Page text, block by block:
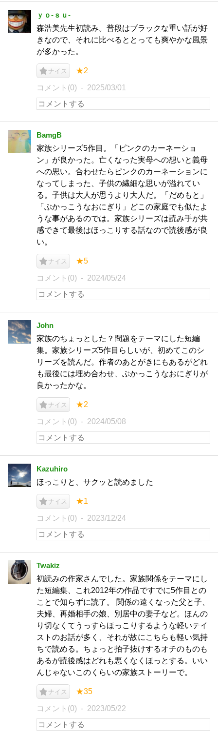
ｙｏ-ｓｕ-
森浩美先生初読み。普段はブラックな重い話が好
きなので、それに比べるととっても爽やかな風景
が多かった。
ナイス ★2
コメント(0) 2025/03/01
BamgB
家族シリーズ5作目。「ピンクのカーネーショ
ン」が良かった。亡くなった実母への想いと義母
への思い。合わせたらピンクのカーネーションに
なってしまった、子供の繊細な思いが溢れてい
る。子供は大人が思うより大人だ。「だめもと」
「ぶかっこうなおにぎり」どこの家庭でも似たよ
うな事があるのでは。家族シリーズは読み手が共
感できて最後はほっこりする話なので読後感が良
い。
ナイス ★5
コメント(0) 2024/05/24
John
家族のちょっとした？問題をテーマにした短編
集。家族シリーズ5作目らしいが、初めてこのシ
リーズを読んだ。作者のあとがきにもあるがどれ
も最後には埋め合わせ、ぶかっこうなおにぎりが
良かったかな。
ナイス ★2
コメント(0) 2024/05/08
Kazuhiro
ほっこりと、サクッと読めました
ナイス ★1
コメント(0) 2023/12/24
Twakiz
初読みの作家さんでした。家族関係をテーマにし
た短編集、これ2012年の作品ですでに5作目との
ことで知らずに読了。 関係の遠くなった父と子、
夫婦、再婚相手の娘、別居中の妻子など。ほんの
り切なくてうっすらほっこりするような軽いテイ
ストのお話が多く、それが故にこちらも軽い気持
ちで読める。ちょっと拍子抜けするオチのものも
あるが読後感はどれも悪くなくほっとする。いい
んじゃないこのくらいの家族ストーリーで。
ナイス ★35
コメント(0) 2023/05/22